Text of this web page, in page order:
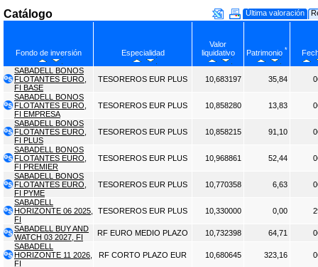
Catálogo Última valoración
Fondo de inversión Especialidad
Valor
liquidativo
Patrimonio *
SABADELL BONOS
FLOTANTES EURO,
FI BASE
TESOREROS EUR PLUS 10,683197 35,84
SABADELL BONOS
FLOTANTES EURO,
FI EMPRESA
TESOREROS EUR PLUS 10,858280 13,83
SABADELL BONOS
FLOTANTES EURO,
FI PLUS
TESOREROS EUR PLUS 10,858215 91,10
SABADELL BONOS
FLOTANTES EURO,
FI PREMIER
TESOREROS EUR PLUS 10,968861 52,44
SABADELL BONOS
FLOTANTES EURO,
FI PYME
TESOREROS EUR PLUS 10,770358 6,63
SABADELL
HORIZONTE 06 2025,
FI
TESOREROS EUR PLUS 10,330000 0,00
SABADELL BUY AND
WATCH 03 2027, FI
RF EURO MEDIO PLAZO 10,732398 64,71
SABADELL
HORIZONTE 11 2026,
FI
RF CORTO PLAZO EUR 10,680645 323,16